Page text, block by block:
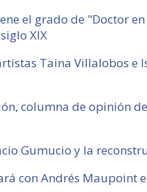
el grado de "Doctor
XIX
Taina Villalobos e
columna de opinión
Gumucio y la
con Andrés Maupoint